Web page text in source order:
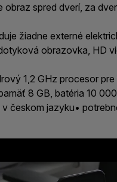
obraz spred dverí, za
žiadne externé
obrazovka, HD
1,2 GHz procesor
8 GB, batéria 10
v českom jazyku•